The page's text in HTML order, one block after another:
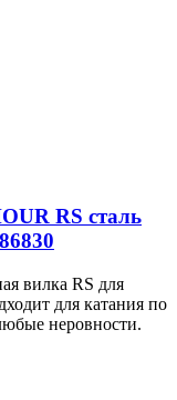
RS сталь
вилка RS для
для катания по
неровности.